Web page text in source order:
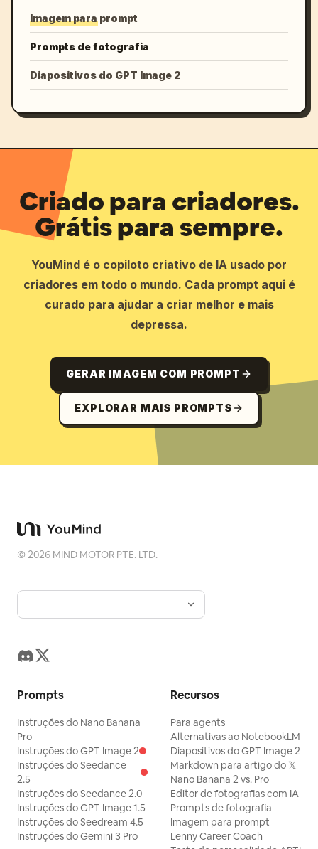
Imagem para prompt
Prompts de fotografia
Diapositivos do GPT Image 2
Criado para criadores.
Grátis para sempre.
YouMind é o copiloto criativo de IA usado por
criadores em todo o mundo. Cada prompt aqui é
curado para ajudar a criar melhor e mais
depressa.
GERAR IMAGEM COM PROMPT
EXPLORAR MAIS PROMPTS
©2026 MIND MOTOR PTE. LTD.
Prompts
Instruções do Nano Banana
Pro
Instruções do GPT Image 2
Instruções do Seedance
2.5
Instruções do Seedance 2.0
Instruções do GPT Image 1.5
Instruções do Seedream 4.5
Instruções do Gemini 3 Pro
Recursos
Para agents
Alternativas ao NotebookLM
Diapositivos do GPT Image 2
Markdown para artigo do 𝕏
Nano Banana 2 vs. Pro
Editor de fotografias com IA
Prompts de fotografia
Imagem para prompt
Lenny Career Coach